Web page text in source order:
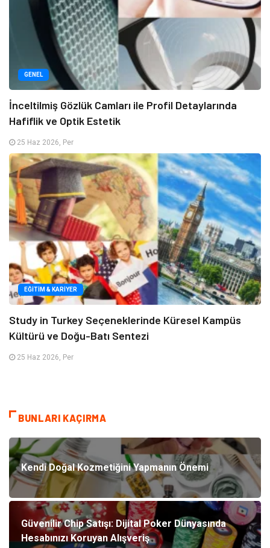
GENEL
İnceltilmiş Gözlük Camları ile Profil Detaylarında
Hafiflik ve Optik Estetik
25 Haz 2026, Per
EĞITIM & KARIYER
Study in Turkey Seçeneklerinde Küresel Kampüs
Kültürü ve Doğu-Batı Sentezi
25 Haz 2026, Per
BUNLARI KAÇIRMA
Kendi Doğal Kozmetiğini Yapmanın Önemi
Güvenilir Chip Satışı: Dijital Poker Dünyasında
Hesabınızı Koruyan Alışveriş